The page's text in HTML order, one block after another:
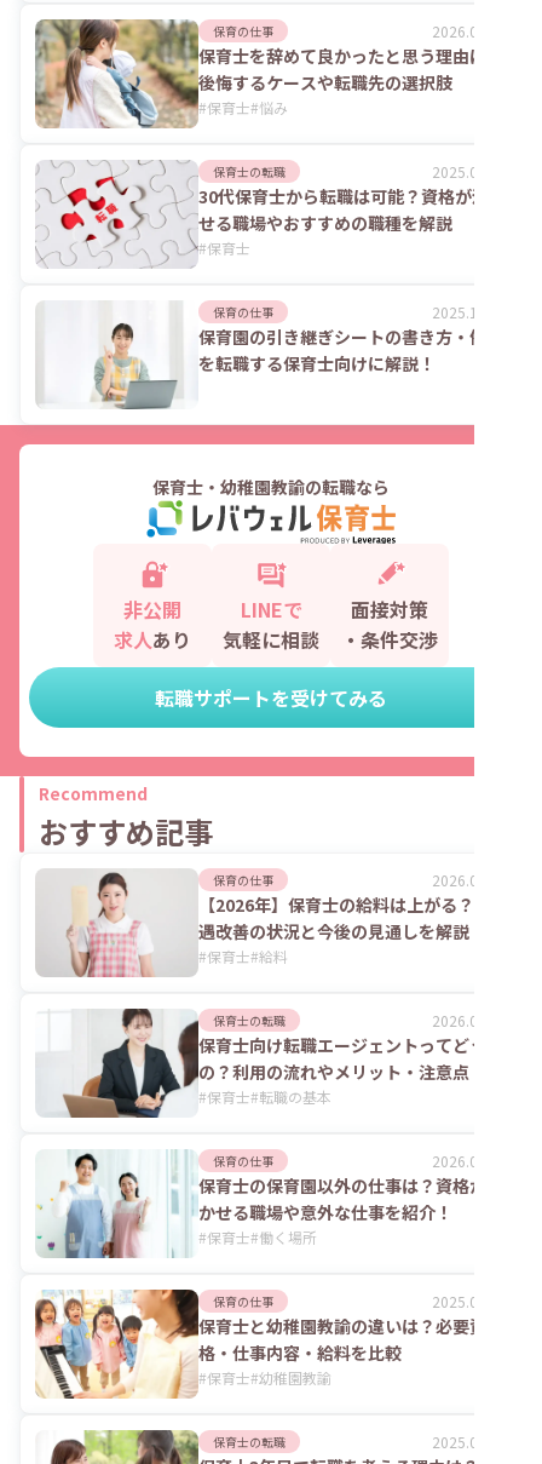
保育の仕事 2026.05.01
保育士を辞めて良かったと思う理由は？
後悔するケースや転職先の選択肢
#保育士#悩み
保育士の転職 2025.08.14
30代保育士から転職は可能？資格が活か
せる職場やおすすめの職種を解説
#保育士
保育の仕事 2025.10.17
保育園の引き継ぎシートの書き方・例文
を転職する保育士向けに解説！
保育士・幼稚園教諭の転職なら
非公開
求人あり
LINEで
気軽に相談
面接対策
・条件交渉
転職サポートを受けてみる
Recommend
おすすめ記事
保育の仕事 2026.08.06
【2026年】保育士の給料は上がる？処
遇改善の状況と今後の見通しを解説
#保育士#給料
保育士の転職 2026.08.06
保育士向け転職エージェントってどうな
の？利用の流れやメリット・注意点
#保育士#転職の基本
保育の仕事 2026.07.24
保育士の保育園以外の仕事は？資格が活
かせる職場や意外な仕事を紹介！
#保育士#働く場所
保育の仕事 2025.06.02
保育士と幼稚園教諭の違いは？必要資
格・仕事内容・給料を比較
#保育士#幼稚園教諭
保育士の転職 2025.06.02